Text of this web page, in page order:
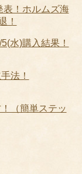
表！ホルムズ海
！
水)購入結果！
法！
（簡単ステッ